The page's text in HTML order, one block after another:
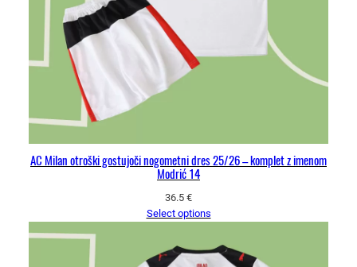
AC Milan otroški gostujoči nogometni dres 25/26 – komplet z imenom
Modrić 14
36.5 €
Select options